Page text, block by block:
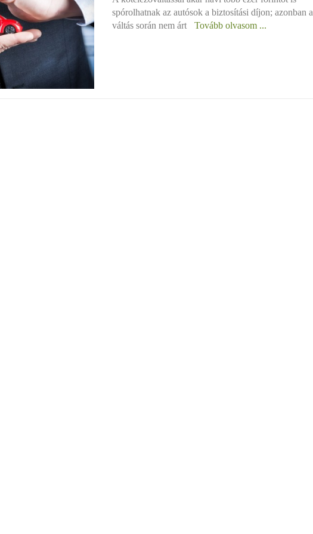
spórolhatnak az autósok a biztosítási díjon; azonban a
váltás során nem árt
Tovább olvasom ...